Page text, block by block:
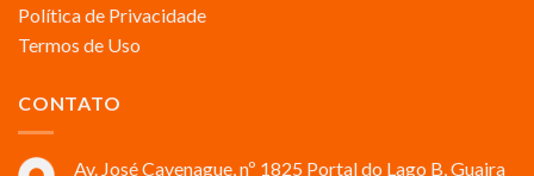
Política de Privacidade
Termos de Uso
CONTATO
Av. José Cavenague, nº 1825 Portal do Lago B, Guaira